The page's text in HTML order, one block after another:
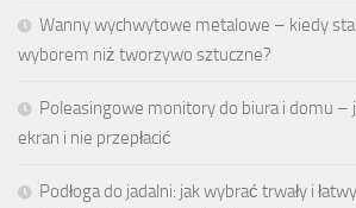
Wanny wychwytowe metalowe – kiedy
wyborem niż tworzywo sztuczne?
Poleasingowe monitory do biura i domu –
ekran i nie przepłacić
Podłoga do jadalni: jak wybrać trwały i